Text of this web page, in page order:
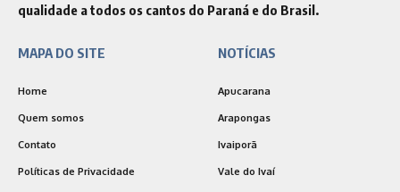
qualidade a todos os cantos do Paraná e do Brasil.
MAPA DO SITE
Home
Quem somos
Contato
Políticas de Privacidade
NOTÍCIAS
Apucarana
Arapongas
Ivaiporã
Vale do Ivaí